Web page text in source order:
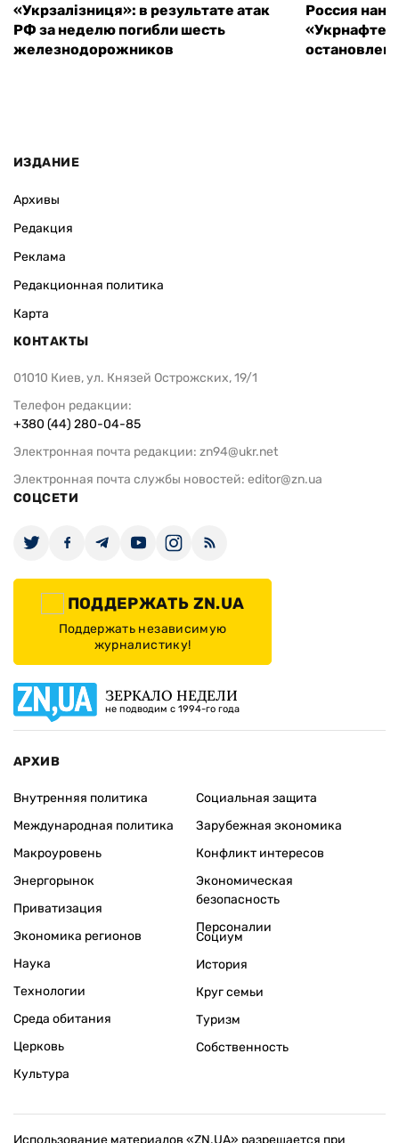
«Укрзалізниця»: в результате атак
РФ за неделю погибли шесть
железнодорожников
Россия
остановлена
ИЗДАНИЕ
Архивы
Редакция
Реклама
Редакционная политика
Карта
КОНТАКТЫ
01010 Киев, ул. Князей Острожских, 19/1
Телефон редакции:
+380 (44) 280-04-85
Электронная почта редакции: zn94@ukr.net
Электронная почта службы новостей: editor@zn.ua
СОЦСЕТИ
ПОДДЕРЖАТЬ ZN.UA
Поддержать независимую
журналистику!
ЗЕРКАЛО НЕДЕЛИ
не подводим с 1994-го года
АРХИВ
Внутренняя политика
Международная политика
Макроуровень
Энергорынок
Приватизация
Экономика регионов
Социальная защита
Зарубежная экономика
Конфликт интересов
Экономическая
безопасность
Персоналии
Наука
Технологии
Среда обитания
Церковь
Культура
Социум
История
Круг семьи
Туризм
Собственность
Использование материалов «ZN.UA» разрешается при